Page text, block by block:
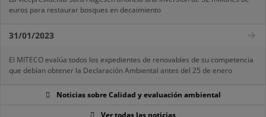
euros para restaurar bosques en decaimiento
31/01/2023
El MITECO evalúa todos los expedientes de renovables de su competencia
que debían obtener la Declaración Ambiental antes del 25 de enero
Noticias sobre Calidad y evaluación ambiental
Ver todas las noticias